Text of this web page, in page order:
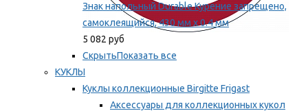
Знак напольный Durable Курение запрещено,
самоклеящийся, 430 мм х 0.4 мм
5 082 руб
СкрытьПоказать все
КУКЛЫ
Куклы коллекционные Birgitte Frigast
Аксессуары для коллекционных кукол